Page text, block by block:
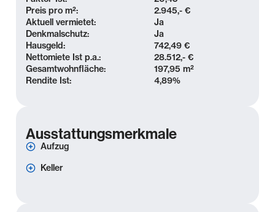
Preis pro m²:
2.945,- €
Aktuell vermietet:
Ja
Denkmalschutz:
Ja
Hausgeld:
742,49 €
Nettomiete Ist p.a.:
28.512,- €
Gesamtwohnfläche:
197,95 m²
Rendite Ist:
4,89%
Ausstattungsmerkmale
Aufzug
Keller